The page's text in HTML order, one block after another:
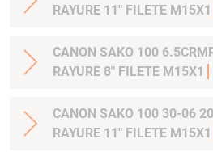
RAYURE 11" FILETE M15X1
CANON SAKO 100
RAYURE 8" FILETE M15X1
CANON SAKO 100 30-06
RAYURE 11" FILETE M15X1